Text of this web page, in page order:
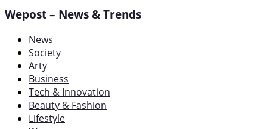
Wepost – News & Trends
News
Society
Arty
Business
Tech & Innovation
Beauty & Fashion
Lifestyle